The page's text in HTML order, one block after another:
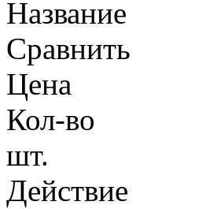
Название
Сравнить
Цена
Кол-во
шт.
Действие